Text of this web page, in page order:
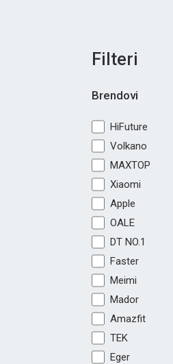
Filteri
Brendovi
HiFuture
Volkano
MAXTOP
Xiaomi
Apple
OALE
DT NO.1
Faster
Meimi
Mador
Amazfit
TEK
Eger